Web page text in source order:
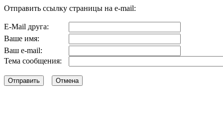
Отправить ссылку страницы на e-mail:
E-Mail друга:
Ваше имя:
Ваш e-mail:
Тема сообщения: